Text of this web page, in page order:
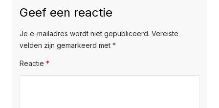
Geef een reactie
Je e-mailadres wordt niet gepubliceerd. Vereiste
velden zijn gemarkeerd met *
Reactie *